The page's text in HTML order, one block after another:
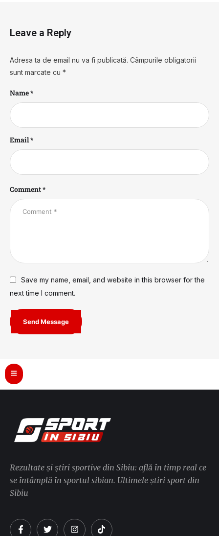
Leave a Reply
Adresa ta de email nu va fi publicată. Câmpurile obligatorii
sunt marcate cu *
Comment *
Name *
Email *
Save my name, email, and website in this browser for the
next time I comment.
Send Message
Rezultate și știri sportive din Sibiu: află în timp real ce
se întâmplă în sportul sibian. Ultimele știri sport din
Sibiu